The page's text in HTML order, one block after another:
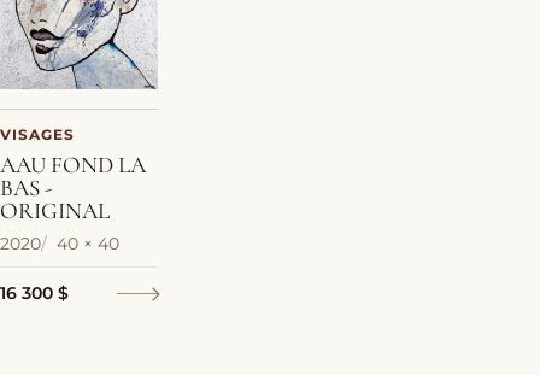
VISAGES
AAU FOND LA
BAS -
ORIGINAL
2020 40 × 40
16 300 $